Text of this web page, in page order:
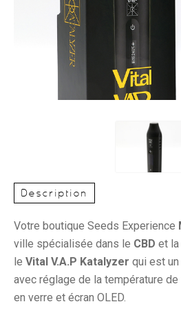
Description
Votre boutique Seeds Experience
ville spécialisée dans le CBD et la
le Vital V.A.P Katalyzer qui est
avec réglage de la température
en verre et écran OLED.